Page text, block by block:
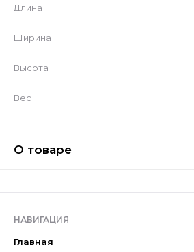
Длина
Ширина
Высота
Вес
О товаре
НАВИГАЦИЯ
Главная